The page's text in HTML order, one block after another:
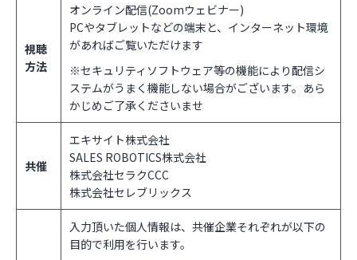
視聴
方法
オンライン配信(Zoomウェビナー)
PCやタブレットなどの端末と、インターネット環境
があればご覧いただけます
※セキュリティソフトウェア等の機能により配信シ
ステムがうまく機能しない場合がございます。あら
かじめご了承くださいませ
共催
エキサイト株式会社
SALES ROBOTICS株式会社
株式会社セラクCCC
株式会社セレブリックス
入力頂いた個人情報は、共催企業それぞれが以下の
目的で利用を行います。